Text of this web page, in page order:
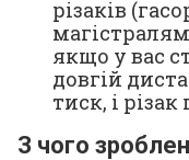
різаків
якщо у вас
довгій
тиск, і
З чого